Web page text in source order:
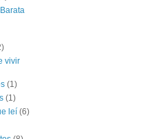
vivir
(1)
(1)
leí (6)